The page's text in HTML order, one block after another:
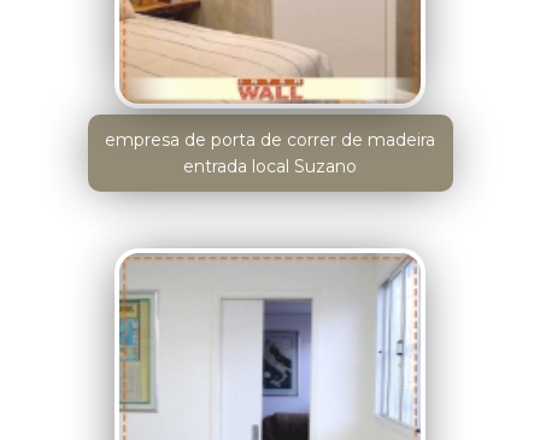
empresa de porta de correr de madeira
entrada local Suzano